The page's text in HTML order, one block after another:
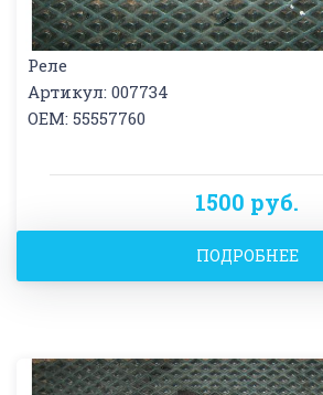
Реле
Артикул: 007734
OEM: 55557760
1500 руб.
ПОДРОБНЕЕ